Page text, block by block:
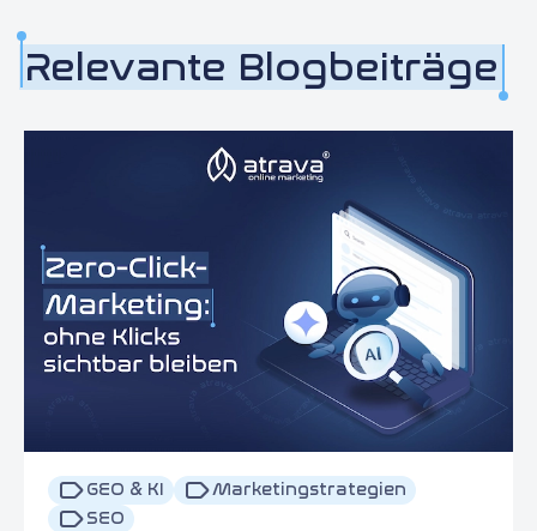
Relevante Blogbeiträge
GEO & KI
Marketingstrategien
SEO